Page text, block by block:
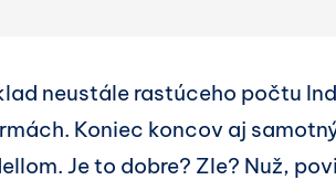
neustále rastúceho počtu
Koniec koncov aj
Je to dobre? Zle? Nuž,